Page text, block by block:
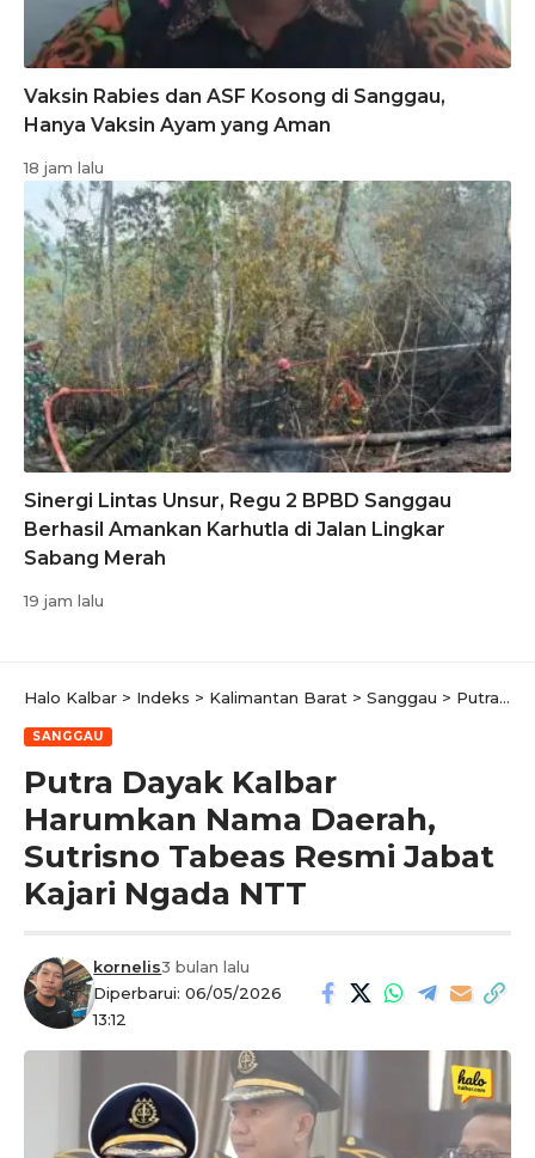
Vaksin Rabies dan ASF Kosong di Sanggau,
Hanya Vaksin Ayam yang Aman
18 jam lalu
Sinergi Lintas Unsur, Regu 2 BPBD Sanggau
Berhasil Amankan Karhutla di Jalan Lingkar
Sabang Merah
19 jam lalu
Halo Kalbar > Indeks > Kalimantan Barat > Sanggau > Putra Dayak Kalbar Harumkan Nama Daerah, Sutrisno Tabeas Resmi Jabat Kajari Ngada NTT
SANGGAU
Putra Dayak Kalbar
Harumkan Nama Daerah,
Sutrisno Tabeas Resmi Jabat
Kajari Ngada NTT
Diperbarui: 06/05/2026
13:12
kornelis3 bulan lalu